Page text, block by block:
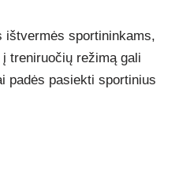
ištvermės sportininkams,
treniruočių režimą gali
padės pasiekti sportinius